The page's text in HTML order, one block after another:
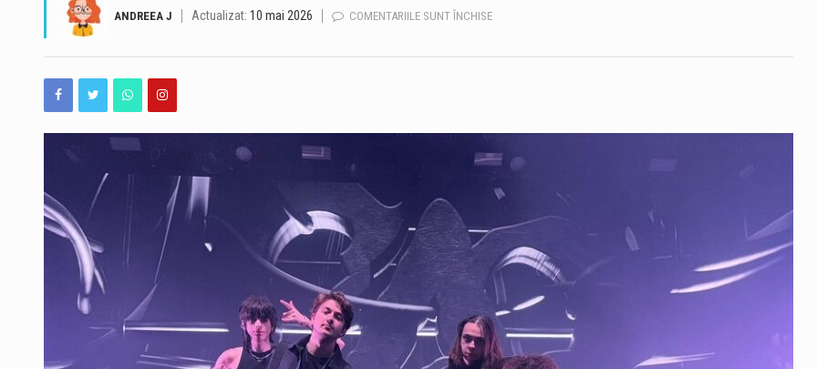
ANDREEA J Actualizat: 10 mai 2026 COMENTARIILE SUNT ÎNCHISE
EUROVISION
ÎNCEPE
URIAȘ,
CONTROVERSE
ROMÂNIA
ÎN
CONCURS
CU
„CHOKE
ME”